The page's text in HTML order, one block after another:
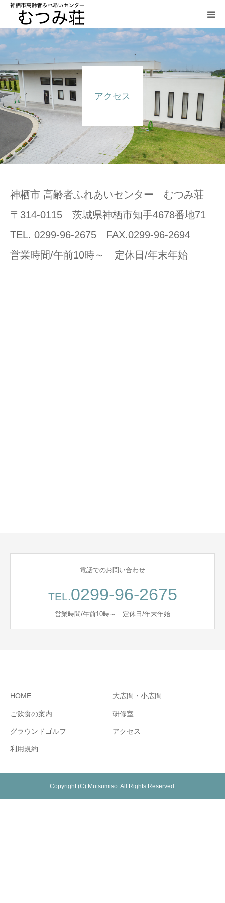
アクセス
神栖市 高齢者ふれあいセンター むつみ荘
〒314-0115 茨城県神栖市知手4678番地71
TEL. 0299-96-2675 FAX.0299-96-2694
営業時間/午前10時～ 定休日/年末年始
電話でのお問い合わせ
TEL.0299-96-2675
営業時間/午前10時～ 定休日/年末年始
HOME 大広間・小広間
ご飲食の案内 研修室
グラウンドゴルフ アクセス
利用規約
Copyright (C) Mutsumiso. All Rights Reserved.
HOME
大広間・小広間
ご飲食の案内
グラウンドゴルフ
利用規約